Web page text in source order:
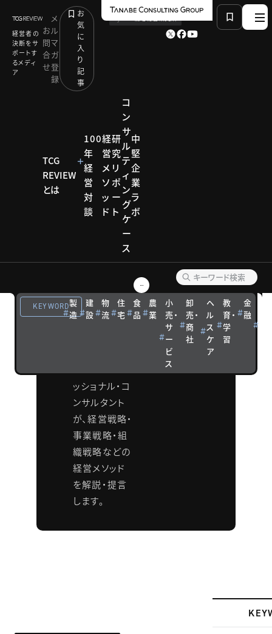
経営者の
決断をサ
ポートす
るメディ
ア
お
問
合
せ
メ
ル
マ
ガ
登
録
お
気
に
入
り
記
事
TCG
REVIEW
とは
100
年
経
営
対
談
経
営
メ
ソ
ッ
ド
研
究
リ
ポ
ー
ト
コ
ン
サ
ル
テ
ィ
ン
グ
ケ
ー
ス
中
堅
企
業
ラ
ボ
KEYWORD製
造
建
設
物
流
住
宅
食
品
農
業
小
売・
サ
ー
ビ
ス
卸
売・
商
社
ヘ
ル
ス
ケ
ア
教
育・
学
習
金
融
コンサルティング メソッド
ビジョン実現に向けた幹部人材育成
コンサルティ
ング メソッド
コンサ
ソッド
タナベコンサ
ッショナル・コ
ンサルタント
が、経営戦略・
事業戦略・組
織戦略などの
経営メソッド
を解説・提言
します。